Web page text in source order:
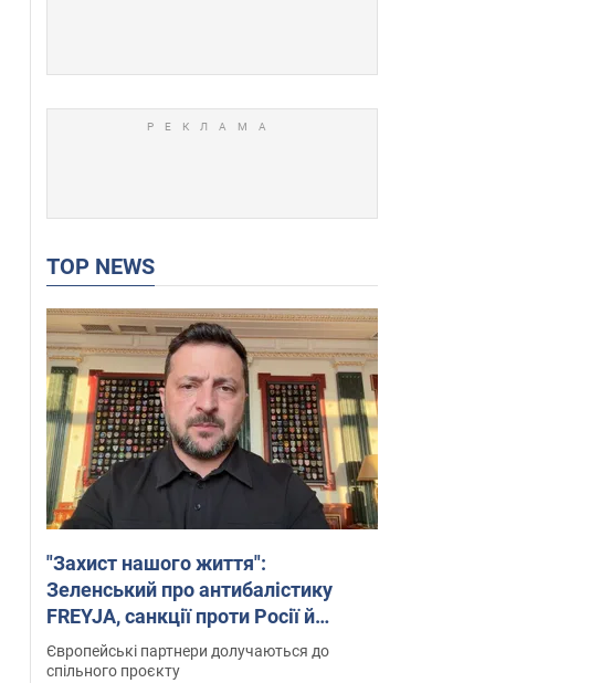
TOP NEWS
"Захист нашого життя":
Зеленський про антибалістику
FREYJA, санкції проти Росії й
підтримку аграріїв. Відео
Європейські партнери долучаються до
спільного проєкту